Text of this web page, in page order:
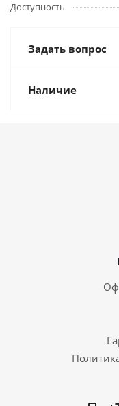
Доступность
Задать вопрос
Наличие